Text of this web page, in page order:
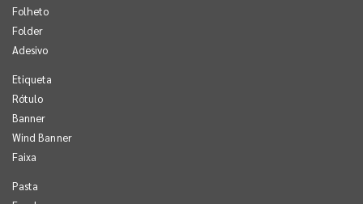
Folheto
Folder
Adesivo
Etiqueta
Rótulo
Banner
Wind Banner
Faixa
Pasta